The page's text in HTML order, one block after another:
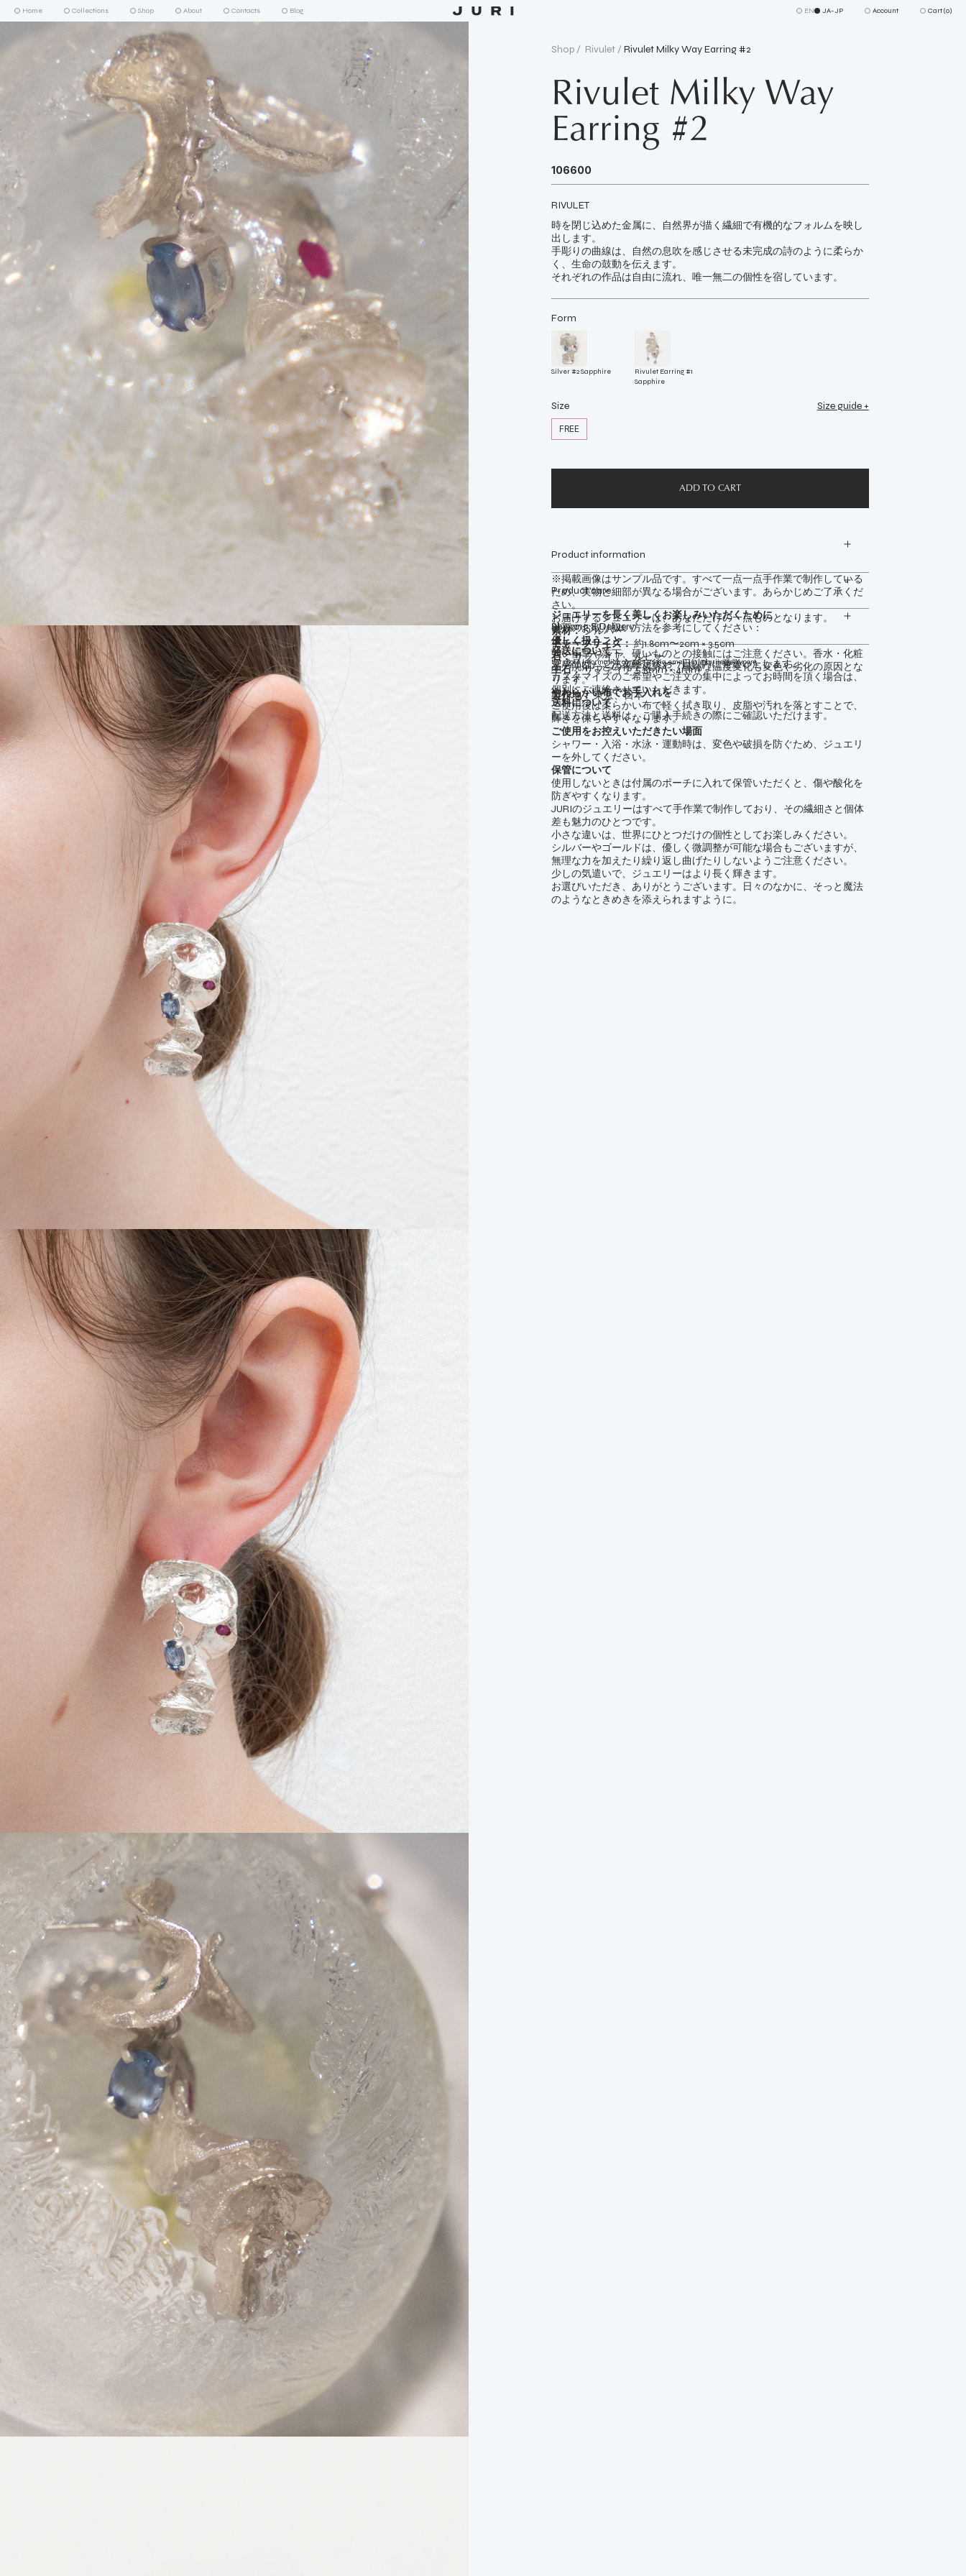
Home Collections Shop About Contacts Blog EN JA-JP Account Cart (0)
Shop / Rivulet /Rivulet Milky Way Earring #2
Rivulet Milky Way
Earring #2
106600
RIVULET
時を閉じ込めた金属に、自然界が描く繊細で有機的なフォルムを映し
出します。
手彫りの曲線は、自然の息吹を感じさせる未完成の詩のように柔らか
く、生命の鼓動を伝えます。
それぞれの作品は自由に流れ、唯一無二の個性を宿しています。
Form
Silver #2 Sapphire
Rivulet Earring #1
Sapphire
Size Size guide +
FREE
Product information
※掲載画像はサンプル品です。すべて一点一点手作業で制作している
ため、実物と細部が異なる場合がございます。あらかじめご了承くだ
さい。
お届けするジュエリーは、あなただけの一点ものとなります。
素材：シルバー
モチーフサイズ：約1.8cm〜2cm × 3.5cm
石：サファイア、ルビー
主石：サファイア 5.5mm × 4mm
製作地：東京、日本
Product care
ジュエリーを長く美しくお楽しみいただくために
以下のお取り扱い方法を参考にしてください：
優しく扱うこと
強い衝撃や落下、硬いものとの接触にはご注意ください。香水・化粧
品・洗剤などの化学成分や、極端な温度変化も変色や劣化の原因とな
ります。
やわらかい布でお手入れを
ご使用後は柔らかい布で軽く拭き取り、皮脂や汚れを落とすことで、
輝きを保ちやすくなります。
ご使用をお控えいただきたい場面
シャワー・入浴・水泳・運動時は、変色や破損を防ぐため、ジュエリ
ーを外してください。
保管について
使用しないときは付属のポーチに入れて保管いただくと、傷や酸化を
防ぎやすくなります。
JURIのジュエリーはすべて手作業で制作しており、その繊細さと個体
差も魅力のひとつです。
小さな違いは、世界にひとつだけの個性としてお楽しみください。
シルバーやゴールドは、優しく微調整が可能な場合もございますが、
無理な力を加えたり繰り返し曲げたりしないようご注意ください。
少しの気遣いで、ジュエリーはより長く輝きます。
お選びいただき、ありがとうございます。日々のなかに、そっと魔法
のようなときめきを添えられますように。
Shipping & Delivery
発送について
完成品は、ご注文確定後3〜7日以内に発送いたします。
カスタマイズのご希望やご注文の集中によってお時間を頂く場合は、
個別にご連絡させていただきます。
送料について
配送方法と送料は、ご購入手続きの際にご確認いただけます。
For more information contact us via emailjuri@jurijewelry.com